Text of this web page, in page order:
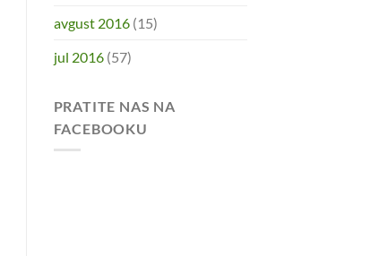
avgust 2016(15)
jul 2016(57)
PRATITE NAS NA
FACEBOOKU